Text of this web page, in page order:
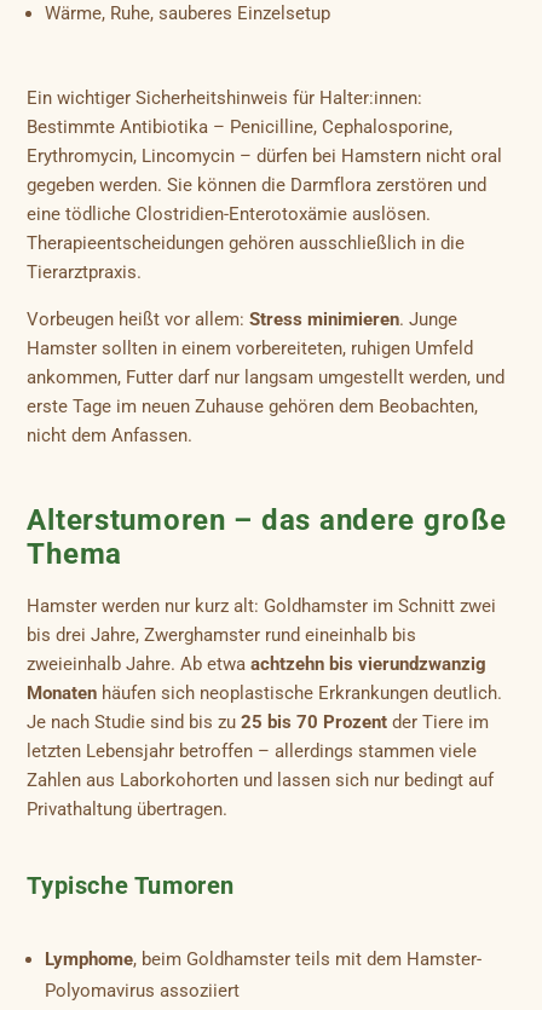
Wärme, Ruhe, sauberes Einzelsetup
Ein wichtiger Sicherheitshinweis für Halter:innen:
Bestimmte Antibiotika – Penicilline, Cephalosporine,
Erythromycin, Lincomycin – dürfen bei Hamstern nicht oral
gegeben werden. Sie können die Darmflora zerstören und
eine tödliche Clostridien-Enterotoxämie auslösen.
Therapieentscheidungen gehören ausschließlich in die
Tierarztpraxis.
Vorbeugen heißt vor allem:Stress minimieren. Junge
Hamster sollten in einem vorbereiteten, ruhigen Umfeld
ankommen, Futter darf nur langsam umgestellt werden, und
erste Tage im neuen Zuhause gehören dem Beobachten,
nicht dem Anfassen.
Alterstumoren – das andere große
Thema
Hamster werden nur kurz alt: Goldhamster im Schnitt zwei
bis drei Jahre, Zwerghamster rund eineinhalb bis
zweieinhalb Jahre. Ab etwaachtzehn bis vierundzwanzig
Monaten häufen sich neoplastische Erkrankungen deutlich.
Je nach Studie sind bis zu25 bis 70 Prozent der Tiere im
letzten Lebensjahr betroffen – allerdings stammen viele
Zahlen aus Laborkohorten und lassen sich nur bedingt auf
Privathaltung übertragen.
Typische Tumoren
Lymphome, beim Goldhamster teils mit dem Hamster-
Polyomavirus assoziiert